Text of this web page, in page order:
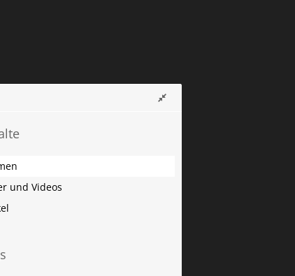
und Videos